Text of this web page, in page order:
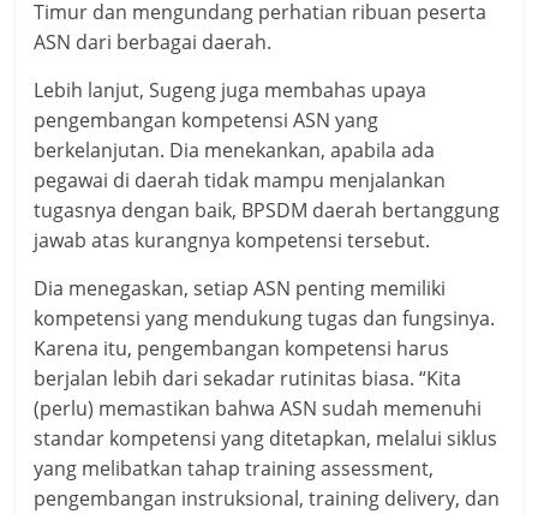
Timur dan mengundang perhatian ribuan peserta
ASN dari berbagai daerah.
Lebih lanjut, Sugeng juga membahas upaya
pengembangan kompetensi ASN yang
berkelanjutan. Dia menekankan, apabila ada
pegawai di daerah tidak mampu menjalankan
tugasnya dengan baik, BPSDM daerah bertanggung
jawab atas kurangnya kompetensi tersebut.
Dia menegaskan, setiap ASN penting memiliki
kompetensi yang mendukung tugas dan fungsinya.
Karena itu, pengembangan kompetensi harus
berjalan lebih dari sekadar rutinitas biasa. “Kita
(perlu) memastikan bahwa ASN sudah memenuhi
standar kompetensi yang ditetapkan, melalui siklus
yang melibatkan tahap training assessment,
pengembangan instruksional, training delivery, dan